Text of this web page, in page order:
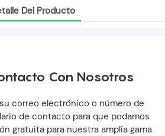
Del Producto
Con Nosotros
correo electrónico o número de
de contacto para que podamos
gratuita para nuestra amplia gama